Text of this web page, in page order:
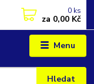
Menu
Hledat
0 ks
za 0,00 Kč